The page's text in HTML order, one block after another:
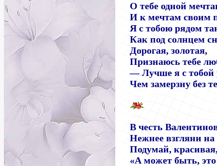
О тебе одной
И к мечтам своим
Я с тобою рядом
Как под солнцем
Дорогая, золотая,
Признаюсь тебе
— Лучше я с тобой
Чем замерзну без
В честь
Нежнее взгляни
Подумай,
«А может быть,